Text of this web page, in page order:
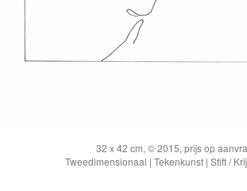
32 x 42 cm, © 2015, prijs op
Tweedimensionaal | Tekenkunst | Stift /